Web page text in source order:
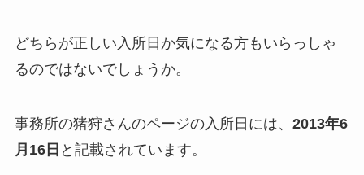
buy王の口コミは？遅い・振り込
はどうなのかも調査！
ジャニーズの公式写真は買取して
くれる？買取相場やおすすめの買
どちらが正しい入所日か気になる方もいらっしゃ
るのではないでしょうか。
事務所の猪狩さんのページの入所日には、 2013年6
月16日 と記載されています。